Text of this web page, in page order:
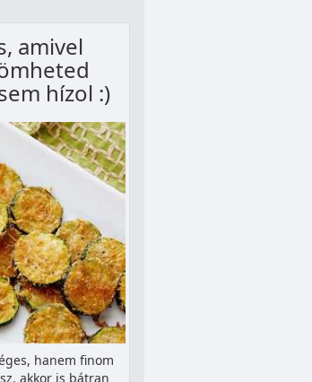
amivel
hízol :)
hanem finom
akkor is bátran